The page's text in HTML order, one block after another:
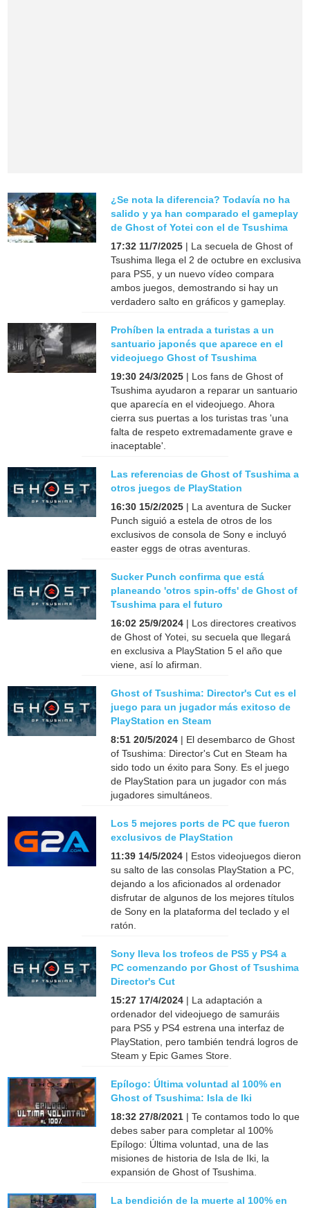
¿Se nota la diferencia? Todavía no ha
salido y ya han comparado el gameplay
de Ghost of Yotei con el de Tsushima
17:32 11/7/2025 | La secuela de Ghost of
Tsushima llega el 2 de octubre en exclusiva
para PS5, y un nuevo vídeo compara
ambos juegos, demostrando si hay un
verdadero salto en gráficos y gameplay.
Prohíben la entrada a turistas a un
santuario japonés que aparece en el
videojuego Ghost of Tsushima
19:30 24/3/2025 | Los fans de Ghost of
Tsushima ayudaron a reparar un santuario
que aparecía en el videojuego. Ahora
cierra sus puertas a los turistas tras 'una
falta de respeto extremadamente grave e
inaceptable'.
Las referencias de Ghost of Tsushima a
otros juegos de PlayStation
16:30 15/2/2025 | La aventura de Sucker
Punch siguió a estela de otros de los
exclusivos de consola de Sony e incluyó
easter eggs de otras aventuras.
Sucker Punch confirma que está
planeando 'otros spin-offs' de Ghost of
Tsushima para el futuro
16:02 25/9/2024 | Los directores creativos
de Ghost of Yotei, su secuela que llegará
en exclusiva a PlayStation 5 el año que
viene, así lo afirman.
Ghost of Tsushima: Director's Cut es el
juego para un jugador más exitoso de
PlayStation en Steam
8:51 20/5/2024 | El desembarco de Ghost
of Tsushima: Director's Cut en Steam ha
sido todo un éxito para Sony. Es el juego
de PlayStation para un jugador con más
jugadores simultáneos.
Los 5 mejores ports de PC que fueron
exclusivos de PlayStation
11:39 14/5/2024 | Estos videojuegos dieron
su salto de las consolas PlayStation a PC,
dejando a los aficionados al ordenador
disfrutar de algunos de los mejores títulos
de Sony en la plataforma del teclado y el
ratón.
Sony lleva los trofeos de PS5 y PS4 a
PC comenzando por Ghost of Tsushima
Director's Cut
15:27 17/4/2024 | La adaptación a
ordenador del videojuego de samuráis
para PS5 y PS4 estrena una interfaz de
PlayStation, pero también tendrá logros de
Steam y Epic Games Store.
Epílogo: Última voluntad al 100% en
Ghost of Tsushima: Isla de Iki
18:32 27/8/2021 | Te contamos todo lo que
debes saber para completar al 100%
Epílogo: Última voluntad, una de las
misiones de historia de Isla de Iki, la
expansión de Ghost of Tsushima.
La bendición de la muerte al 100% en